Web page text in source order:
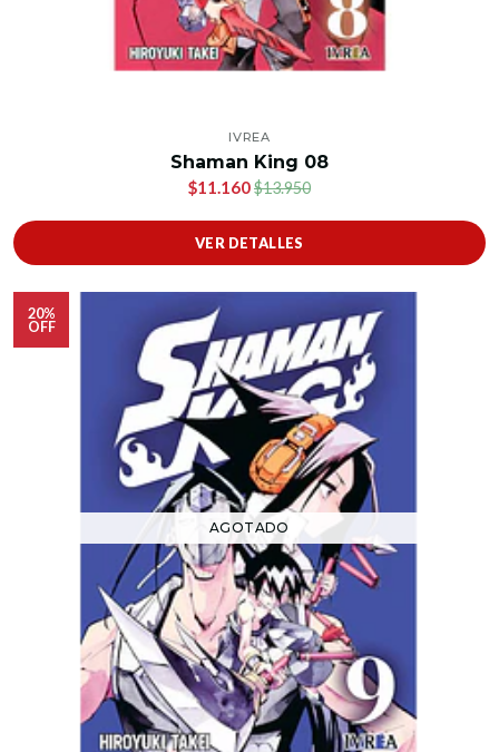
IVREA
Shaman King 08
$11.160$13.950
VER DETALLES
20%
OFF
AGOTADO